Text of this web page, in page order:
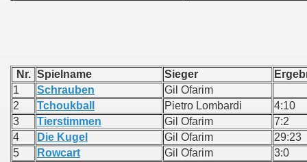
Nr. Spielname Sieger
1
Schrauben
Gil Ofarim
2
Tchoukball Pietro Lombardi
4:10
3
Tierstimmen Gil Ofarim
7:2
4
Die Kugel Gil Ofarim
29:23
5
Rowcart Gil Ofarim
3:0